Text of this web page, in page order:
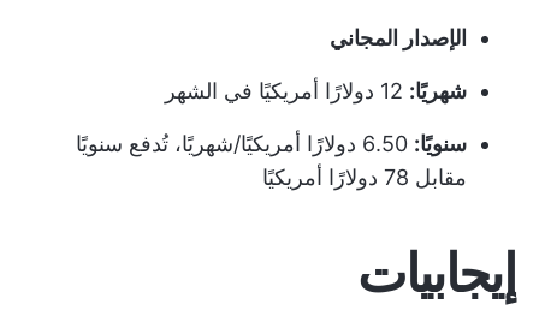
الإصدار المجاني
شهريًا:
سنويًا:
6.50 دولارًا أمريكيًا/شهريًا، تُدفع سنويًا
مقابل 78 دولارًا أمريكيًا
إيجابيات